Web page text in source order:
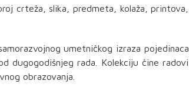
crteža, slika, predmeta, kolaža, printova,
umetničkog izraza pojedinaca
dugogodišnjeg rada. Kolekciju čine radovi
obrazovanja.